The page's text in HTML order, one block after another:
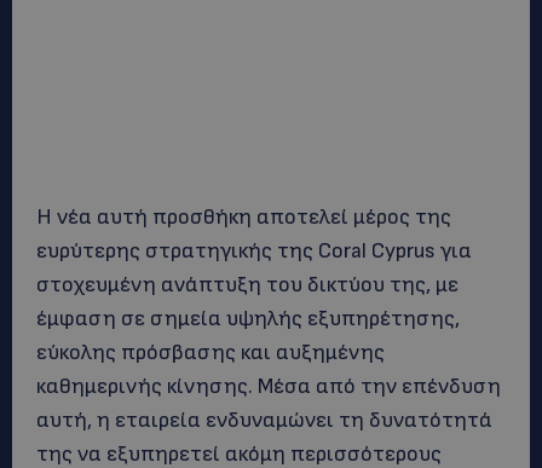
Η νέα αυτή προσθήκη αποτελεί μέρος της
ευρύτερης στρατηγικής της Coral Cyprus για
στοχευμένη ανάπτυξη του δικτύου της, με
έμφαση σε σημεία υψηλής εξυπηρέτησης,
εύκολης πρόσβασης και αυξημένης
καθημερινής κίνησης. Μέσα από την επένδυση
αυτή, η εταιρεία ενδυναμώνει τη δυνατότητά
της να εξυπηρετεί ακόμη περισσότερους